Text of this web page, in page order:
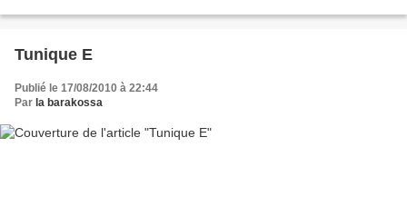
Tunique E
Publié le 17/08/2010 à 22:44
Par la barakossa